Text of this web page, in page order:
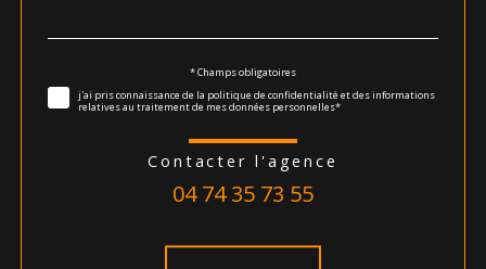
* Champs obligatoires
j'ai pris connaissance de la politique de confidentialité et des informations
relatives au traitement de mes données personnelles*
contacter l'agence
04 74 35 73 55